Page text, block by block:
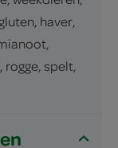
haver,
spelt,